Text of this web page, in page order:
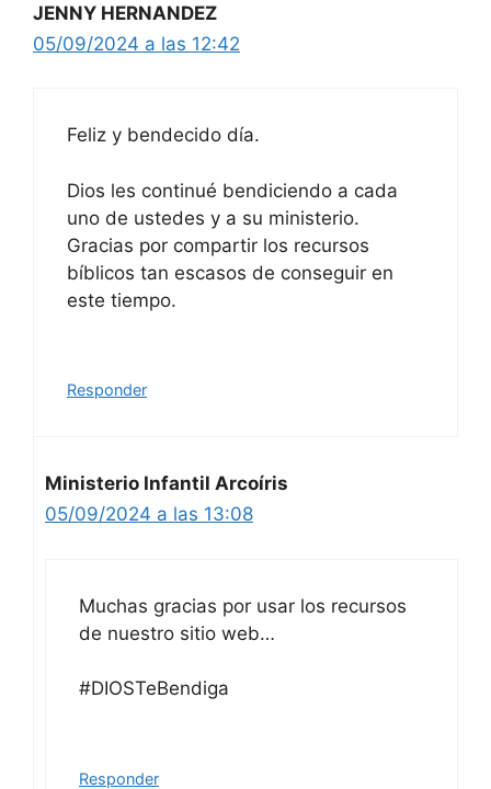
JENNY HERNANDEZ
05/09/2024 a las 12:42
Feliz y bendecido día.
Dios les continué bendiciendo a cada
uno de ustedes y a su ministerio.
Gracias por compartir los recursos
bíblicos tan escasos de conseguir en
este tiempo.
Responder
Ministerio Infantil Arcoíris
05/09/2024 a las 13:08
Muchas gracias por usar los recursos
de nuestro sitio web…
#DIOSTeBendiga
Responder